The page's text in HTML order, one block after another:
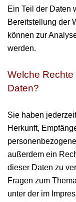
Ein Teil der Daten
Bereitstellung der
können zur
werden.
Welche
Daten?
Sie haben
Herkunft,
außerdem ein
dieser Daten zu
Fragen zum
unter der im